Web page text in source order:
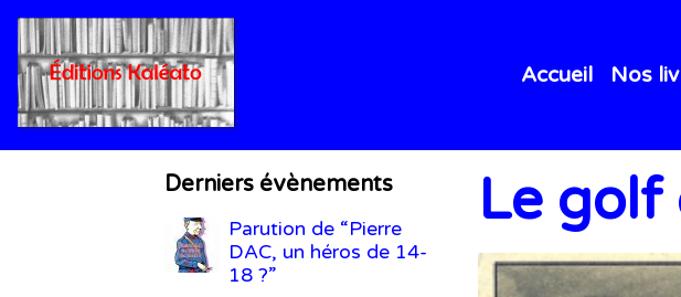
Accueil Nos
Le
Derniers évènements
Parution de “Pierre
DAC, un héros de 14-
18 ?”